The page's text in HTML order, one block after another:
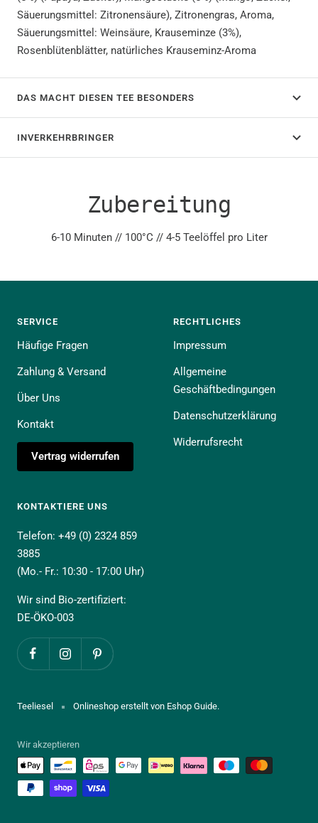
Säuerungsmittel: Zitronensäure), Zitronengras, Aroma,
Säuerungsmittel: Weinsäure, Krauseminze (3%),
Rosenblütenblätter, natürliches Krauseminz-Aroma
DAS MACHT DIESEN TEE BESONDERS
INVERKEHRBRINGER
Zubereitung
6-10 Minuten // 100°C // 4-5 Teelöffel pro Liter
SERVICE
Häufige Fragen
Zahlung & Versand
Über Uns
Kontakt
Vertrag widerrufen
RECHTLICHES
Impressum
Allgemeine
Geschäftbedingungen
Datenschutzerklärung
Widerrufsrecht
KONTAKTIERE UNS
Telefon: +49 (0) 2324 859
3885
(Mo.- Fr.: 10:30 - 17:00 Uhr)
Wir sind Bio-zertifiziert:
DE-ÖKO-003
Teeliesel Onlineshop erstellt von Eshop Guide.
Wir akzeptieren